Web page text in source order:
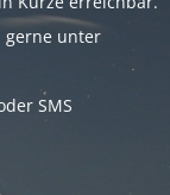
gerne unter
SMS